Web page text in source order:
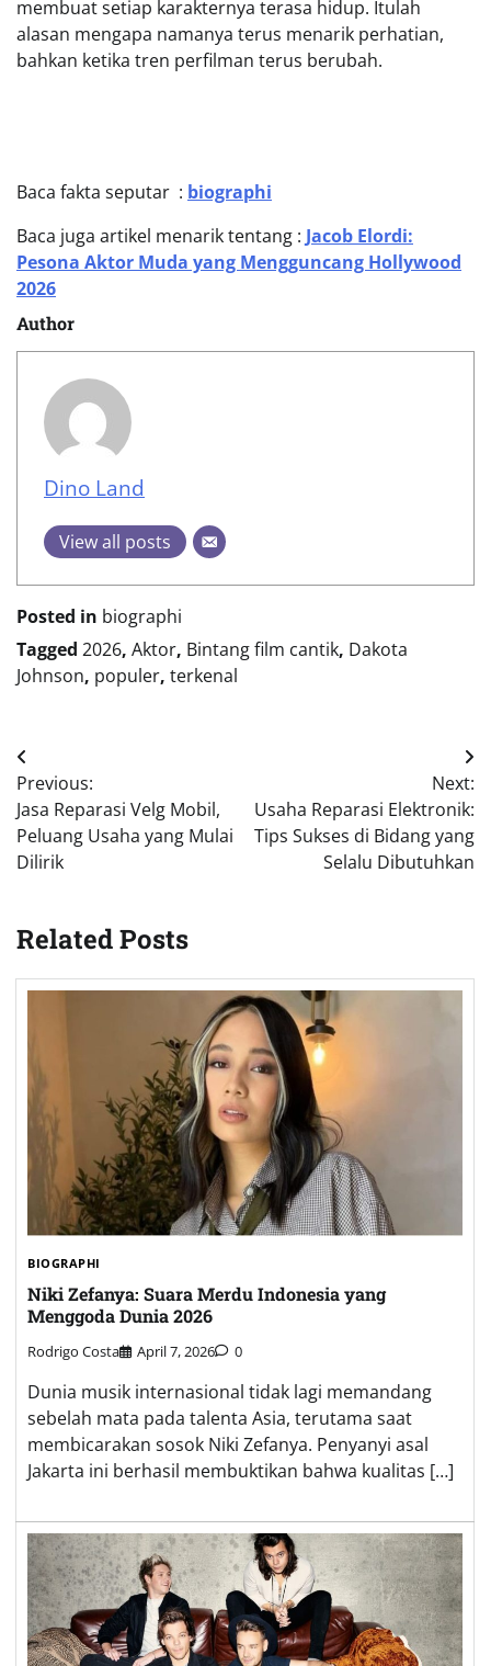
membuat setiap karakternya terasa hidup. Itulah
alasan mengapa namanya terus menarik perhatian,
bahkan ketika tren perfilman terus berubah.
Baca fakta seputar : biographi
Baca juga artikel menarik tentang : Jacob Elordi:
Pesona Aktor Muda yang Mengguncang Hollywood
2026
Author
Dino Land
View all posts
Posted in biographi
Tagged 2026, Aktor, Bintang film cantik, Dakota
Johnson, populer, terkenal
Post
navigation
Previous:
Jasa Reparasi Velg Mobil,
Peluang Usaha yang Mulai
Dilirik
Next:
Usaha Reparasi Elektronik:
Tips Sukses di Bidang yang
Selalu Dibutuhkan
Related Posts
BIOGRAPHI
Niki Zefanya: Suara Merdu Indonesia yang
Menggoda Dunia 2026
Rodrigo Costa April 7, 2026 0
Dunia musik internasional tidak lagi memandang
sebelah mata pada talenta Asia, terutama saat
membicarakan sosok Niki Zefanya. Penyanyi asal
Jakarta ini berhasil membuktikan bahwa kualitas […]